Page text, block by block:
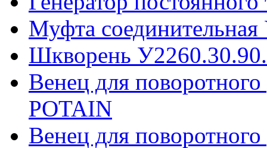
Муфта соединительная
Шкворень
Венец для
POTAIN
Венец для